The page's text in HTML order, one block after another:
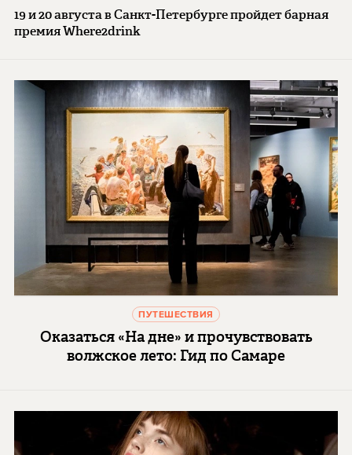
19 и 20 августа в Санкт-Петербурге пройдет барная
премия Where2drink
ПУТЕШЕСТВИЯ
Оказаться «На дне» и прочувствовать
волжское лето: Гид по Самаре